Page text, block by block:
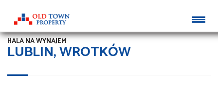
LUBLIN, WROTKÓW
HALA NA WYNAJEM